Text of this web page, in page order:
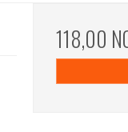
118,00